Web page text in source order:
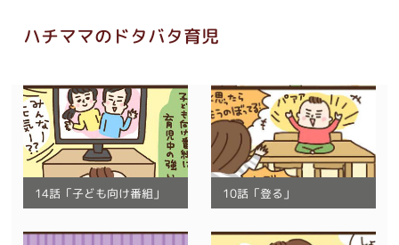
ハチママのドタバタ育児
14話「子ども向け番組」 10話「登る」